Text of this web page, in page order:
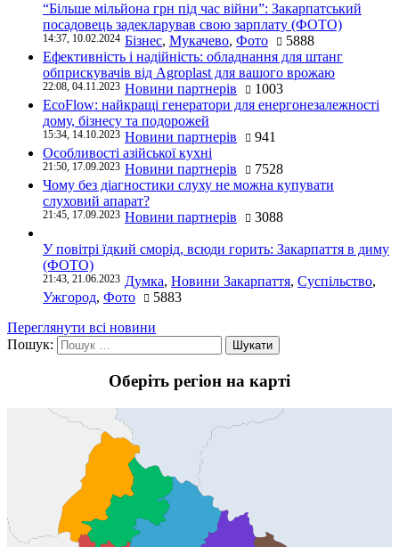
“Більше мільйона грн під час війни”: Закарпатський
посадовець задекларував свою зарплату (ФОТО)
14:37, 10.02.2024 Бізнес, Мукачево, Фото
5888
Ефективність і надійність: обладнання для штанг
обприскувачів від Agroplast для вашого врожаю
22:08, 04.11.2023 Новини партнерів
1003
EcoFlow: найкращі генератори для енергонезалежності
дому, бізнесу та подорожей
15:34, 14.10.2023 Новини партнерів
941
Особливості азійської кухні
21:50, 17.09.2023 Новини партнерів
7528
Чому без діагностики слуху не можна купувати
слуховий апарат?
21:45, 17.09.2023 Новини партнерів 3088
У повітрі їдкий сморід, всюди горить: Закарпаття в диму
(ФОТО)
21:43, 21.06.2023 Думка, Новини Закарпаття, Суспільство,
Ужгород, Фото
5883
Переглянути всі новини
Пошук:
Оберіть регіон на карті